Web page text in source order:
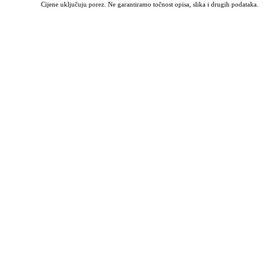
Cijene uključuju porez. Ne garantiramo točnost opisa, slika i drugih podataka.